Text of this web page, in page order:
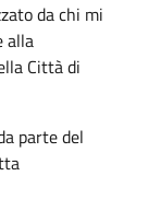
da chi mi
alla
Città di
parte del